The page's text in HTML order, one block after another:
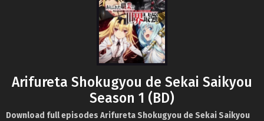
Arifureta Shokugyou de Sekai Saikyou
Season 1 (BD)
Download full episodes Arifureta Shokugyou de Sekai Saikyou